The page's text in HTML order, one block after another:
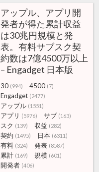
アップル、アプリ開
発者が得た累計収益
は30兆円規模と発
表。有料サブスク契
約数は7億4500万以上
– Engadget 日本版
30 (994) 4500 (7)
Engadget (2477)
アップル (1551)
アプリ (5976) サブ (163)
スク (139) 収益 (282)
契約 (1495) 日本 (6311)
有料 (324) 発表 (8587)
累計 (169) 規模 (601)
開発者 (406)